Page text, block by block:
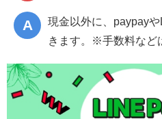
現金以外に、paypay
きます。※手数料など